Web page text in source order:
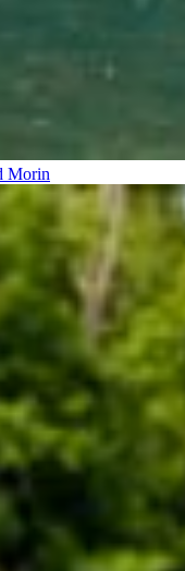
Morin